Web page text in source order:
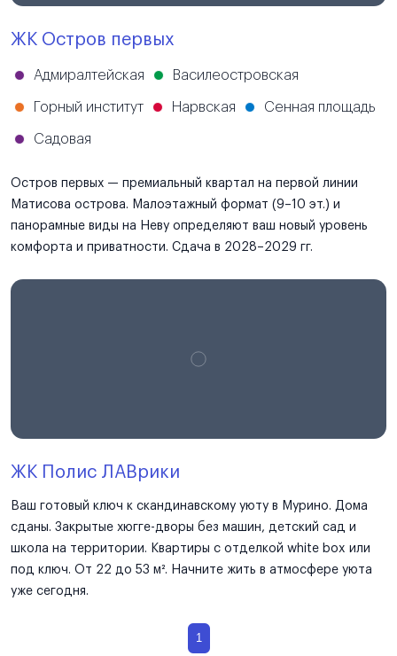
ЖК Остров первых
Адмиралтейская Василеостровская
Горный институт Нарвская Сенная площадь
Садовая
Остров первых — премиальный квартал на первой линии
Матисова острова. Малоэтажный формат (9–10 эт.) и
панорамные виды на Неву определяют ваш новый уровень
комфорта и приватности. Сдача в 2028–2029 гг.
ЖК Полис ЛАВрики
Ваш готовый ключ к скандинавскому уюту в Мурино. Дома
сданы. Закрытые хюгге-дворы без машин, детский сад и
школа на территории. Квартиры с отделкой white box или
под ключ. От 22 до 53 м². Начните жить в атмосфере уюта
уже сегодня.
1